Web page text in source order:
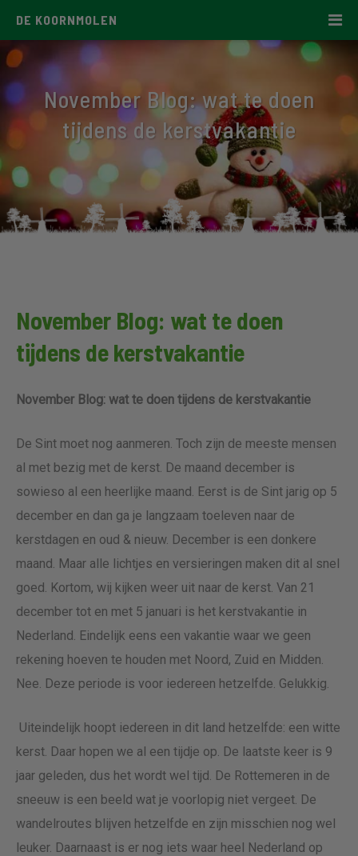
DE KOORNMOLEN
November Blog: wat te doen
tijdens de kerstvakantie
November Blog: wat te doen
tijdens de kerstvakantie
November Blog: wat te doen tijdens de kerstvakantie
De Sint moet nog aanmeren. Toch zijn de meeste mensen
al met bezig met de kerst. De maand december is
sowieso al een heerlijke maand. Eerst is de Sint jarig op 5
december en dan ga je langzaam toeleven naar de
kerstdagen en oud & nieuw. December is een donkere
maand. Maar alle lichtjes en versieringen maken dit al snel
goed. Kortom, wij kijken weer uit naar de kerst. Van 21
december tot en met 5 januari is het kerstvakantie in
Nederland. Eindelijk eens een vakantie waar we geen
rekening hoeven te houden met Noord, Zuid en Midden.
Nee. Deze periode is voor iedereen hetzelfde. Gelukkig.
Uiteindelijk hoopt iedereen in dit land hetzelfde: een witte
kerst. Daar hopen we al een tijdje op. De laatste keer is 9
jaar geleden, dus het wordt wel tijd. De Rottemeren in de
sneeuw is een beeld wat je voorlopig niet vergeet. De
wandelroutes blijven hetzelfde en zijn misschien nog wel
leuker. Daarnaast is er nog iets waar heel Nederland op